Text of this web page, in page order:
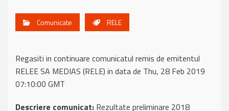
Comunicate RELE
Regasiti in continuare comunicatul remis de emitentul
RELEE SA MEDIAS (RELE) in data de Thu, 28 Feb 2019
07:10:00 GMT
Descriere comunicat: Rezultate preliminare 2018